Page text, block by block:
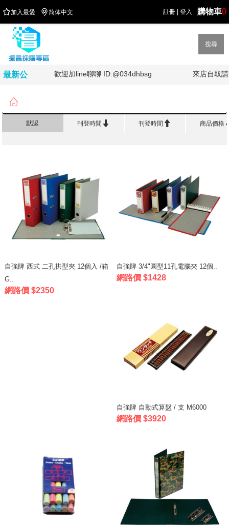
註冊 登入 購物車0
加入最愛 简体中文
搜尋
最新公 歡迎加line聊聊 ID:@034dhbsg 來店自取請先

默認 刊登時間  刊登時間  商品價格
自強牌 西式 二孔拱型夾 12個入 /箱
G..
網路價 $2350
自強牌 3/4"圓型11孔電腦夾 12個..
網路價 $1428
自強牌 自動式算盤 / 支 M6000
網路價 $3920